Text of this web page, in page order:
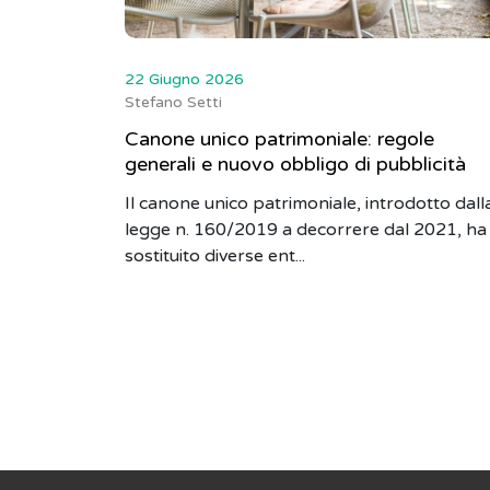
22 Giugno 2026
Stefano Setti
Canone unico patrimoniale: regole
generali e nuovo obbligo di pubblicità
Il canone unico patrimoniale, introdotto
legge n. 160/2019 a decorrere dal 2021, ha
sostituito diverse ent...